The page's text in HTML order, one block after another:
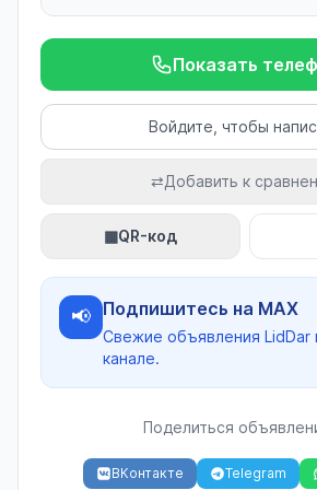
Показать
Войдите, чтобы
⇄Добавить к
▦QR-код
📢 Подпишитесь на MAX
Свежие объявления LidDar
канале.
Поделиться
ВКонтакте Telegram